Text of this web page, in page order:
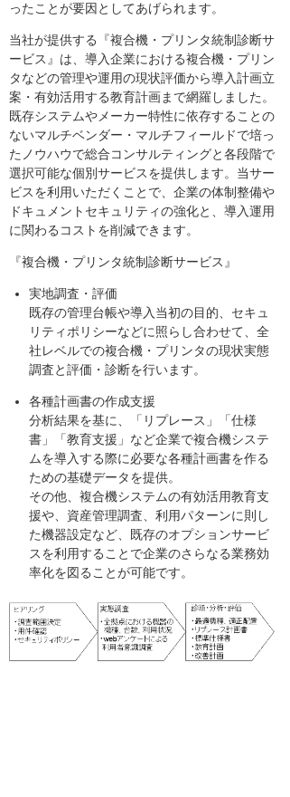
ったことが要因としてあげられます。
当社が提供する『複合機・プリンタ統制診断サ
ービス』は、導入企業における複合機・プリン
タなどの管理や運用の現状評価から導入計画立
案・有効活用する教育計画まで網羅しました。
既存システムやメーカー特性に依存することの
ないマルチベンダー・マルチフィールドで培っ
たノウハウで総合コンサルティングと各段階で
選択可能な個別サービスを提供します。当サー
ビスを利用いただくことで、企業の体制整備や
ドキュメントセキュリティの強化と、導入運用
に関わるコストを削減できます。
『複合機・プリンタ統制診断サービス』
実地調査・評価
既存の管理台帳や導入当初の目的、セキュ
リティポリシーなどに照らし合わせて、全
社レベルでの複合機・プリンタの現状実態
調査と評価・診断を行います。
各種計画書の作成支援
分析結果を基に、「リプレース」「仕様
書」「教育支援」など企業で複合機システ
ムを導入する際に必要な各種計画書を作る
ための基礎データを提供。
その他、複合機システムの有効活用教育支
援や、資産管理調査、利用パターンに則し
た機器設定など、既存のオプションサービ
スを利用することで企業のさらなる業務効
率化を図ることが可能です。